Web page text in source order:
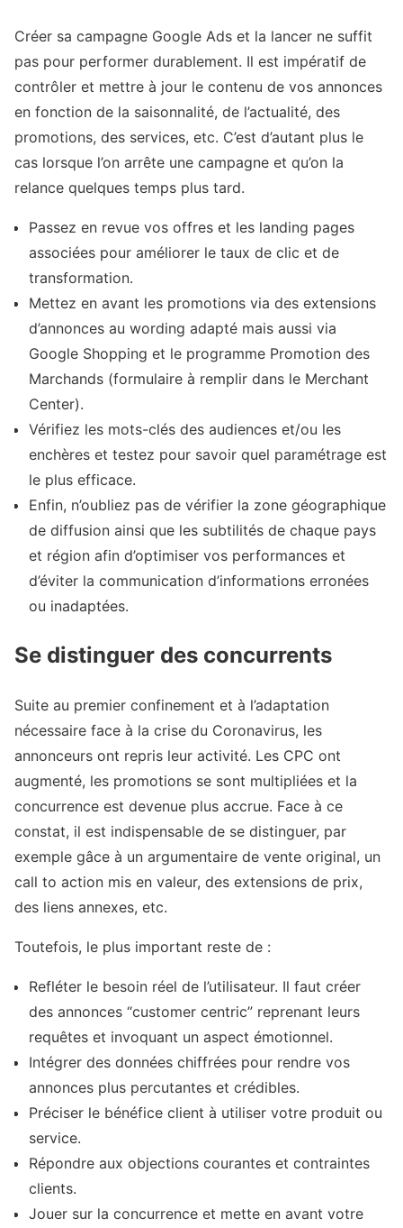
Créer sa campagne Google Ads et la lancer ne suffit
pas pour performer durablement. Il est impératif de
contrôler et mettre à jour le contenu de vos annonces
en fonction de la saisonnalité, de l’actualité, des
promotions, des services, etc. C’est d’autant plus le
cas lorsque l’on arrête une campagne et qu’on la
relance quelques temps plus tard.
Passez en revue vos offres et les landing pages
associées pour améliorer le taux de clic et de
transformation.
Mettez en avant les promotions via des extensions
d’annonces au wording adapté mais aussi via
Google Shopping et le programme Promotion des
Marchands (formulaire à remplir dans le Merchant
Center).
Vérifiez les mots-clés des audiences et/ou les
enchères et testez pour savoir quel paramétrage est
le plus efficace.
Enfin, n’oubliez pas de vérifier la zone géographique
de diffusion ainsi que les subtilités de chaque pays
et région afin d’optimiser vos performances et
d’éviter la communication d’informations erronées
ou inadaptées.
Se distinguer des concurrents
Suite au premier confinement et à l’adaptation
nécessaire face à la crise du Coronavirus, les
annonceurs ont repris leur activité. Les CPC ont
augmenté, les promotions se sont multipliées et la
concurrence est devenue plus accrue. Face à ce
constat, il est indispensable de se distinguer, par
exemple gâce à un argumentaire de vente original, un
call to action mis en valeur, des extensions de prix,
des liens annexes, etc.
Toutefois, le plus important reste de :
Refléter le besoin réel de l’utilisateur. Il faut créer
des annonces “customer centric” reprenant leurs
requêtes et invoquant un aspect émotionnel.
Intégrer des données chiffrées pour rendre vos
annonces plus percutantes et crédibles.
Préciser le bénéfice client à utiliser votre produit ou
service.
Répondre aux objections courantes et contraintes
clients.
Jouer sur la concurrence et mette en avant votre